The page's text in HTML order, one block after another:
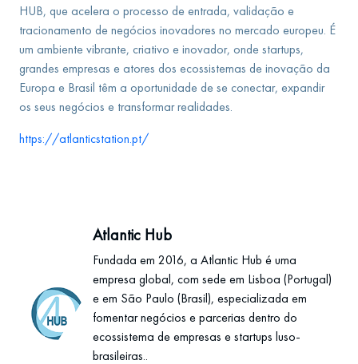
HUB, que acelera o processo de entrada, validação e
tracionamento de negócios inovadores no mercado europeu. É
um ambiente vibrante, criativo e inovador, onde startups,
grandes empresas e atores dos ecossistemas de inovação da
Europa e Brasil têm a oportunidade de se conectar, expandir
os seus negócios e transformar realidades.
https://atlanticstation.pt/
Atlantic Hub
Fundada em 2016, a Atlantic Hub é uma
empresa global, com sede em Lisboa (Portugal)
e em São Paulo (Brasil), especializada em
fomentar negócios e parcerias dentro do
ecossistema de empresas e startups luso-
brasileiras..